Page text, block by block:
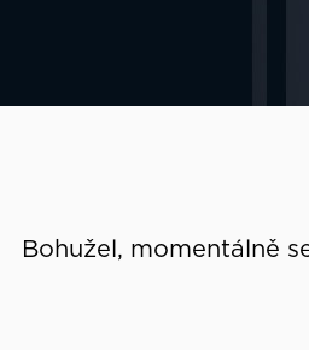
Bohužel, momentálně